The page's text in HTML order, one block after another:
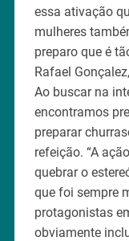
essa ativação
mulheres
preparo que é
Rafael
Ao buscar na
encontramos
preparar
refeição. “A
quebrar o
que foi sempre
protagonistas
obviamente